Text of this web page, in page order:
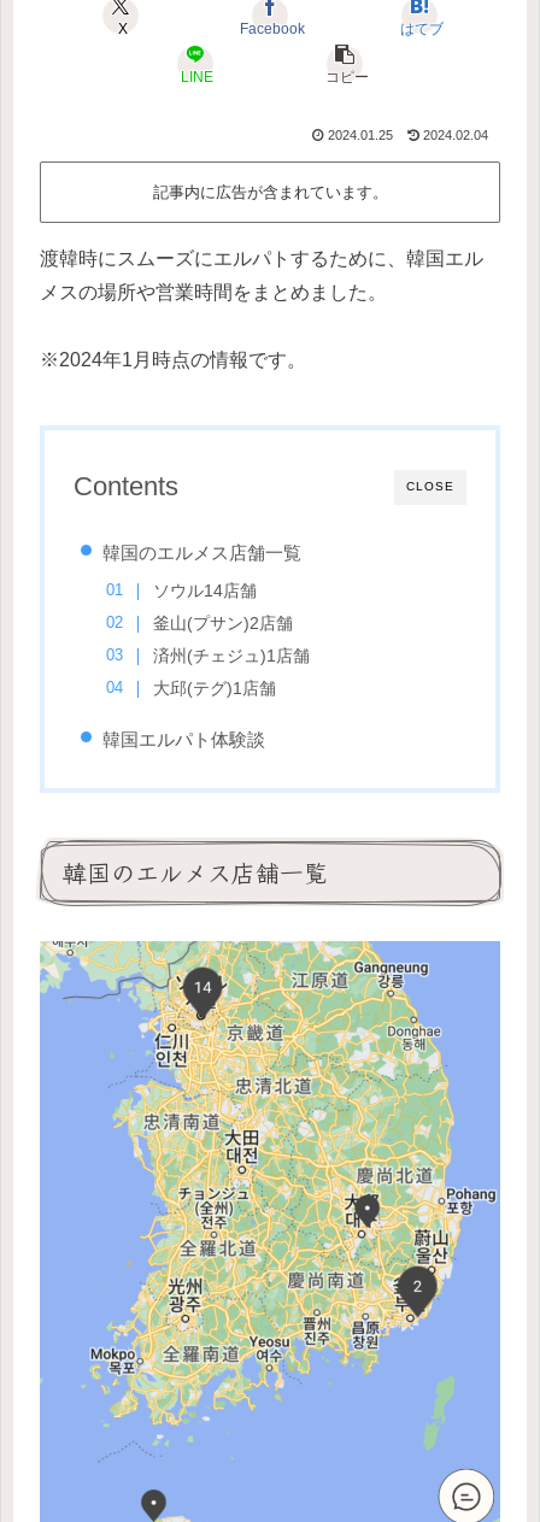
X Facebook はてブ
LINE コピー
2024.01.25 2024.02.04
記事内に広告が含まれています。
渡韓時にスムーズにエルパトするために、韓国エル
メスの場所や営業時間をまとめました。
※2024年1月時点の情報です。
CLOSE
Contents
韓国のエルメス店舗一覧
ソウル14店舗
釜山(プサン)2店舗
済州(チェジュ)1店舗
大邱(テグ)1店舗
韓国エルパト体験談
韓国のエルメス店舗一覧